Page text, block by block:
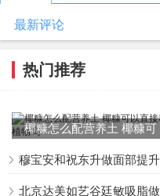
最新评论
热门推荐
椰糠怎么配营养土 椰糠可
穆宝安和祝东升做面部提
北京达美如艺谷廷敏吸脂